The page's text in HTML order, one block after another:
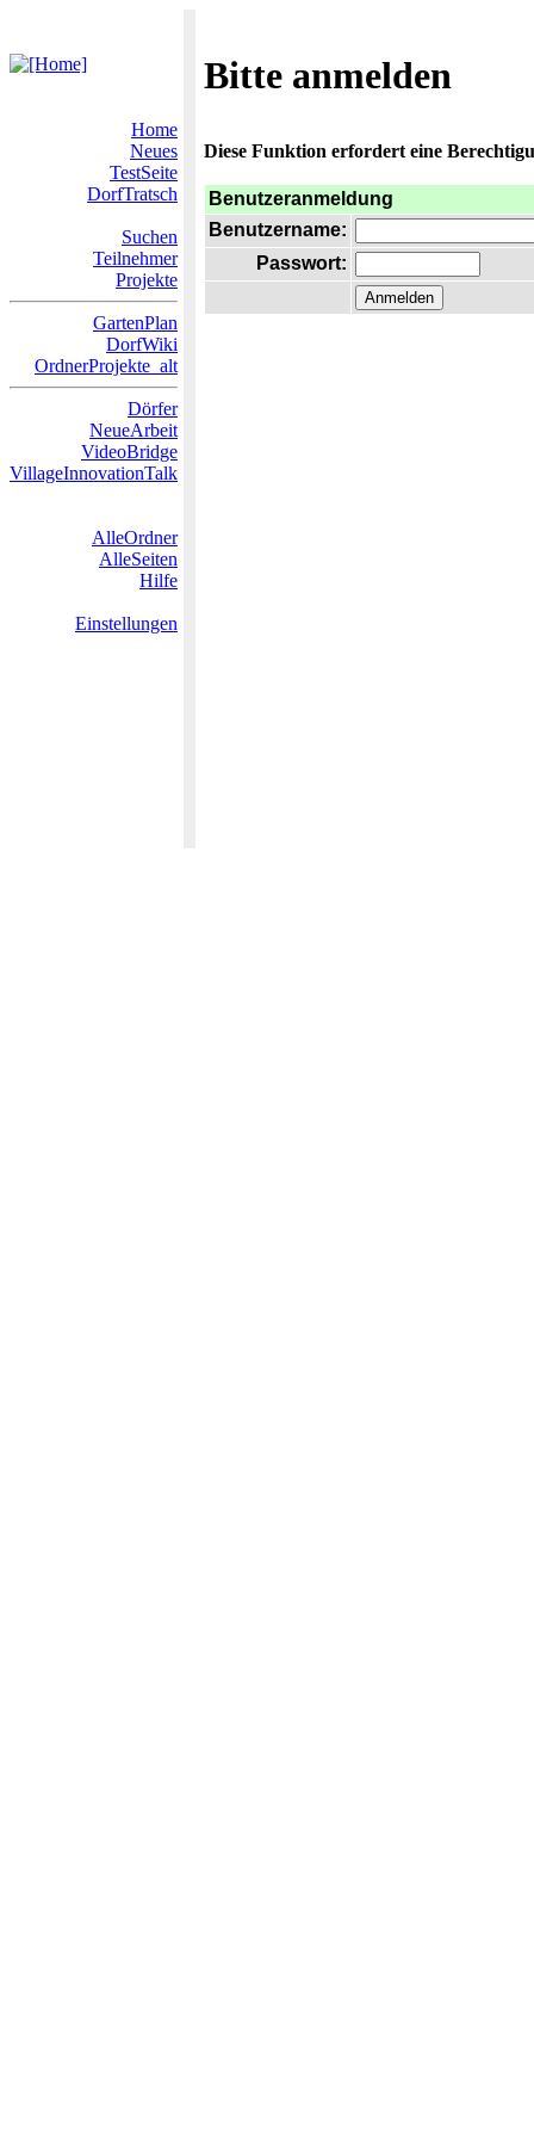
Bitte anmelden
Home
Neues
TestSeite
DorfTratsch
Suchen
Teilnehmer
Projekte
GartenPlan
DorfWiki
OrdnerProjekte_alt
Dörfer
NeueArbeit
VideoBridge
VillageInnovationTalk
AlleOrdner
AlleSeiten
Hilfe
Einstellungen
Diese Funktion erfordert eine
Benutzeranmeldung
Benutzername:
Passwort: